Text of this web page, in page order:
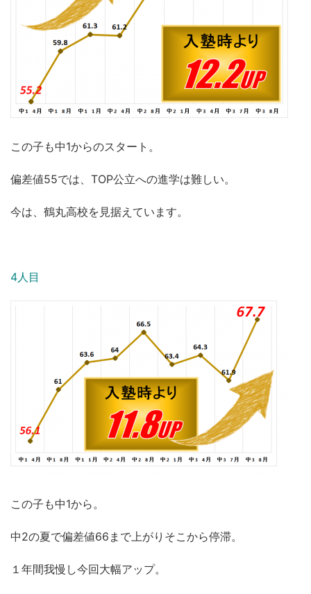
この子も中1からのスタート。
偏差値55では、TOP公立への進学は難しい。
今は、鶴丸高校を見据えています。
4人目
この子も中1から。
中2の夏で偏差値66まで上がりそこから停滞。
１年間我慢し今回大幅アップ。